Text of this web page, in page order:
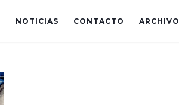
NOTICIAS CONTACTO ARCHIVO